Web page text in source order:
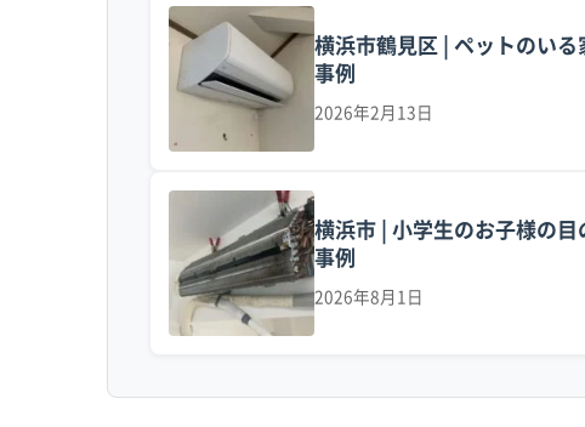
鶴見区のエアコン汚れは、単純なカビやホコリ
両から出る油分を含んだ細かい粒子が、換気の
を吸い込むエアコンが、その粒子も一緒に吸い込ん
内部に入った油分は、熱交換器（アルミフィン）
川や東京湾から供給される豊富な湿気によって、
この「油の膜」と「湿気」が組み合わさることで
共に黒くて粘り気のある、ドロドロの汚れへと変わ
横浜市鶴見区 | ペットのい
事例
2026年2月13日
横浜市 | 小学生のお子様の
事例
2026年8月1日